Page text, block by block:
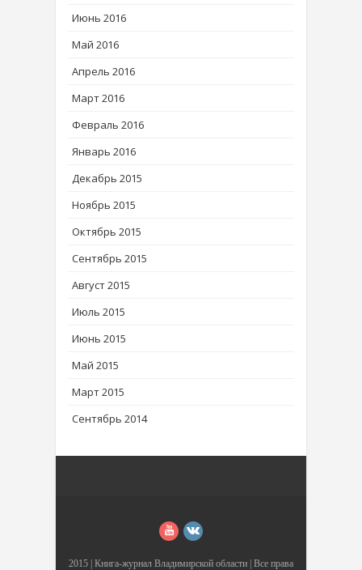
Июнь 2016
Май 2016
Апрель 2016
Март 2016
Февраль 2016
Январь 2016
Декабрь 2015
Ноябрь 2015
Октябрь 2015
Сентябрь 2015
Август 2015
Июль 2015
Июнь 2015
Май 2015
Март 2015
Сентябрь 2014
2015 | Книга-журнал Владимирской области | Все права